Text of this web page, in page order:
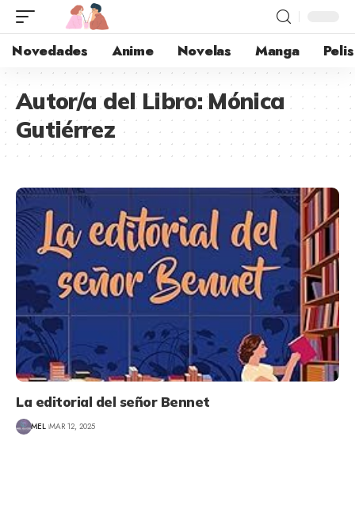
Novedades Anime Novelas Manga Pelis
Autor/a del Libro:Mónica
Gutiérrez
La editorial del señor Bennet
MEL MAR 12, 2025